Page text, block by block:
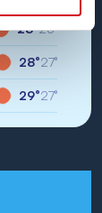
28°25°
28°27°
29°27°